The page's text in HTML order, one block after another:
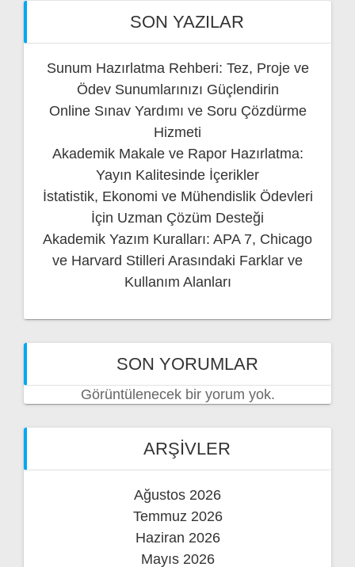
SON YAZILAR
Sunum Hazırlatma Rehberi: Tez, Proje ve
Ödev Sunumlarınızı Güçlendirin
Online Sınav Yardımı ve Soru Çözdürme
Hizmeti
Akademik Makale ve Rapor Hazırlatma:
Yayın Kalitesinde İçerikler
İstatistik, Ekonomi ve Mühendislik Ödevleri
İçin Uzman Çözüm Desteği
Akademik Yazım Kuralları: APA 7, Chicago
ve Harvard Stilleri Arasındaki Farklar ve
Kullanım Alanları
SON YORUMLAR
Görüntülenecek bir yorum yok.
ARŞIVLER
Ağustos 2026
Temmuz 2026
Haziran 2026
Mayıs 2026